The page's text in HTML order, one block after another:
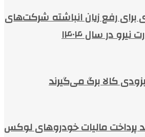
برای رفع زیان انباشته شرکت‌های
در سال ۱۴۰۴